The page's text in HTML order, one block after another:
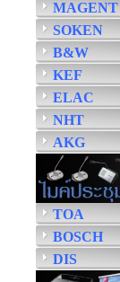
MAGENT
SOKEN
B&W
KEF
ELAC
NHT
AKG
TOA
BOSCH
DIS